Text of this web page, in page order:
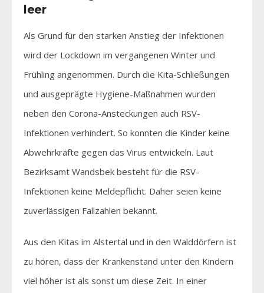
leer
Als Grund für den starken Anstieg der Infektionen
wird der Lockdown im vergangenen Winter und
Frühling angenommen. Durch die Kita-Schließungen
und ausgeprägte Hygiene-Maßnahmen wurden
neben den Corona-Ansteckungen auch RSV-
Infektionen verhindert. So konnten die Kinder keine
Abwehrkräfte gegen das Virus entwickeln. Laut
Bezirksamt Wandsbek besteht für die RSV-
Infektionen keine Meldepflicht. Daher seien keine
zuverlässigen Fallzahlen bekannt.
Aus den Kitas im Alstertal und in den Walddörfern ist
zu hören, dass der Krankenstand unter den Kindern
viel höher ist als sonst um diese Zeit. In einer